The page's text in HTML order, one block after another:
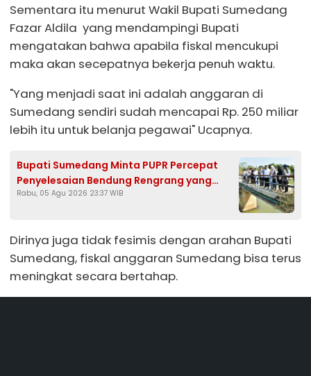
Sementara itu menurut Wakil Bupati Sumedang
Fazar Aldila yang mendampingi Bupati
mengatakan bahwa apabila fiskal mencukupi
maka akan secepatnya bekerja penuh waktu.
"Yang menjadi saat ini adalah anggaran di
Sumedang sendiri sudah mencapai Rp. 250 miliar
lebih itu untuk belanja pegawai" Ucapnya.
Bupati Sumedang Minta PUPR Percepat
Penyelesaian Bendung Rengrang yang
Belum Berfungsi Optimal
Rabu, 05 Agu 2026 23:37 WIB
Dirinya juga tidak fesimis dengan arahan Bupati
Sumedang, fiskal anggaran Sumedang bisa terus
meningkat secara bertahap.